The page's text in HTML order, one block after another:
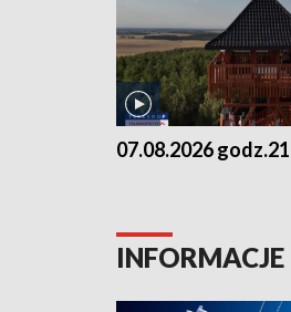
07.08.2026
INFORMACJE